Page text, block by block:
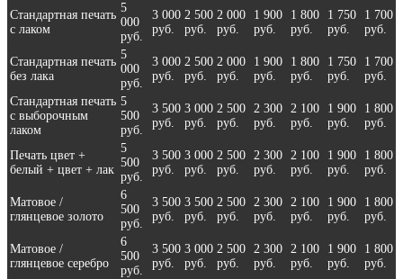
Стандартная печать
с лаком
5
000
руб.
3 000
руб.
2 500
руб.
2 000
руб.
1 900
руб.
1 800
руб.
1 750
руб.
1 700
руб.
Стандартная печать
без лака
5
000
руб.
3 000
руб.
2 500
руб.
2 000
руб.
1 900
руб.
1 800
руб.
1 750
руб.
1 700
руб.
Стандартная печать
с выборочным
лаком
5
500
руб.
3 500
руб.
3 000
руб.
2 500
руб.
2 300
руб.
2 100
руб.
1 900
руб.
1 800
руб.
Печать цвет +
белый + цвет + лак
5
500
руб.
3 500
руб.
3 000
руб.
2 500
руб.
2 300
руб.
2 100
руб.
1 900
руб.
1 800
руб.
Матовое /
глянцевое золото
6
500
руб.
3 500
руб.
3 500
руб.
2 500
руб.
2 300
руб.
2 100
руб.
1 900
руб.
1 800
руб.
Матовое /
глянцевое серебро
6
500
руб.
3 500
руб.
3 000
руб.
2 500
руб.
2 300
руб.
2 100
руб.
1 900
руб.
1 800
руб.